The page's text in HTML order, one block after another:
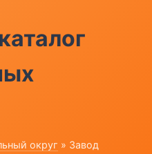
округ » Завод